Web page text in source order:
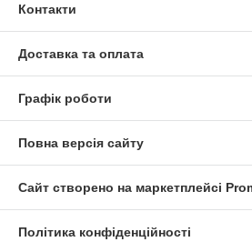
Контакти
Доставка та оплата
Графік роботи
Повна версія сайту
Сайт створено на маркетплейсі
Політика конфіденційності